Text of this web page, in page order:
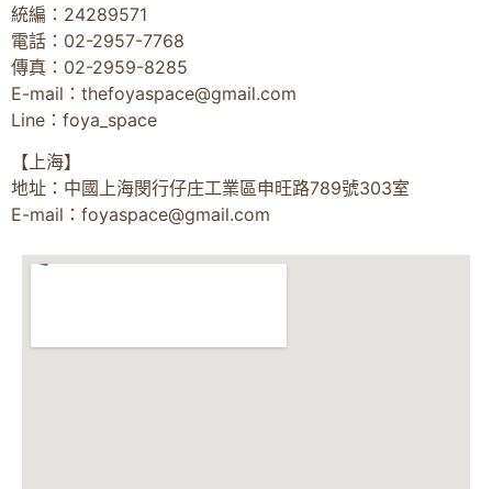
統編：24289571
電話：02-2957-7768
傳真：02-2959-8285
E-mail： thefoyaspace@gmail.com
Line：foya_space
【上海】
地址：中國上海閔行仔庄工業區申旺路789號303室
E-mail： foyaspace@gmail.com